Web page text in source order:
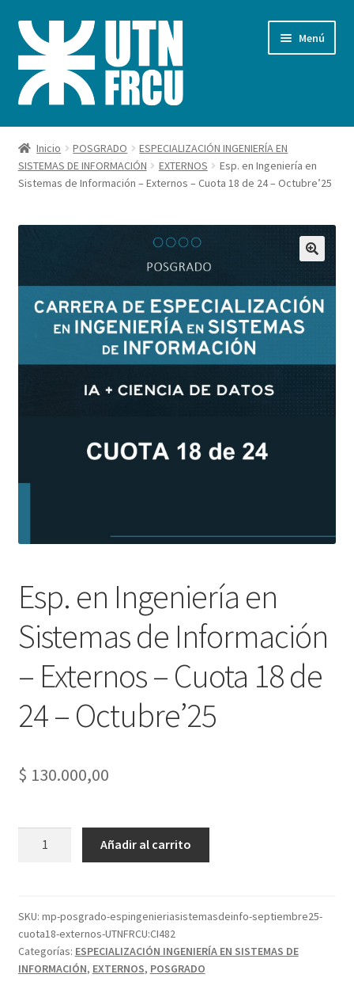
Ir
la
navegación
Ir
al
contenido
Menú
Inicio
Carrito
Inicio POSGRADO
ESPECIALIZACIÓN INGENIERÍA EN
SISTEMAS DE INFORMACIÓN
EXTERNOS
Esp. en Ingeniería en
Sistemas de Información – Externos – Cuota 18 de 24 – Octubre’25
Esp. en Ingeniería en
Sistemas de Información
– Externos – Cuota 18 de
24 – Octubre’25
$ 130.000,00
Sistemas
de
Información
-
Añadir al carrito
SKU: mp-posgrado-espingenieriasistemasdeinfo-septiembre25-
cuota18-externos-UTNFRCU:CI482
Categorías: ESPECIALIZACIÓN INGENIERÍA EN SISTEMAS DE
INFORMACIÓN, EXTERNOS, POSGRADO